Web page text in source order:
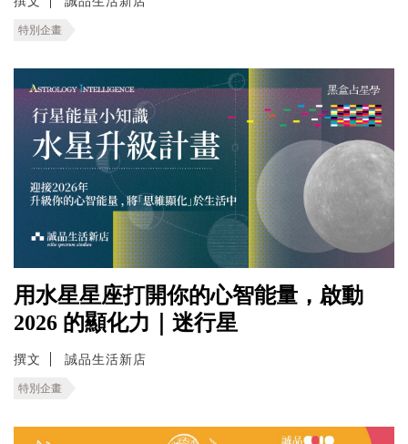
特別企畫
用水星星座打開你的心智能量，啟動
2026 的顯化力｜迷行星
撰文 誠品生活新店
特別企畫